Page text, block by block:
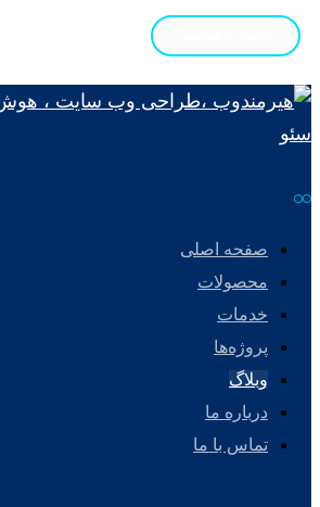
صفحه اصلی
محصولات
خدمات
پروژه‌ها
وبلاگ
درباره ما
تماس با ما